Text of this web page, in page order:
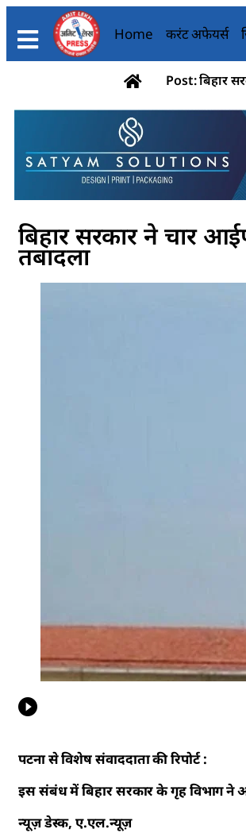
Home करंट अफेयर्स
Post: बिहार
बिहार सरकार ने चार
तबादला
पटना से विशेष संवाददाता की रिपोर्ट :
इस संबंध में बिहार सरकार के गृह विभाग ने
न्यूज़ डेस्क, ए.एल.न्यूज़